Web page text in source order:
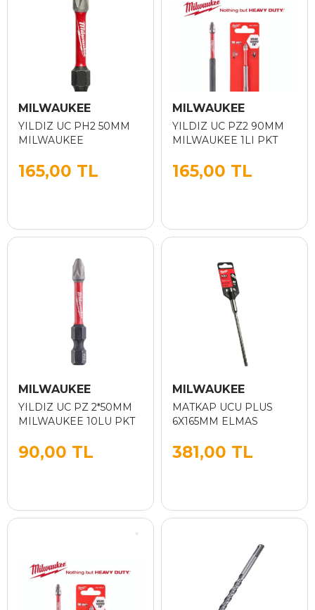
MILWAUKEE
YILDIZ UC PH2 50MM
MILWAUKEE
165,00 TL
MILWAUKEE
YILDIZ UC PZ2 90MM
MILWAUKEE 1LI PKT
165,00 TL
MILWAUKEE
YILDIZ UC PZ 2*50MM
MILWAUKEE 10LU PKT
90,00 TL
MILWAUKEE
MATKAP UCU PLUS
6X165MM ELMAS
381,00 TL